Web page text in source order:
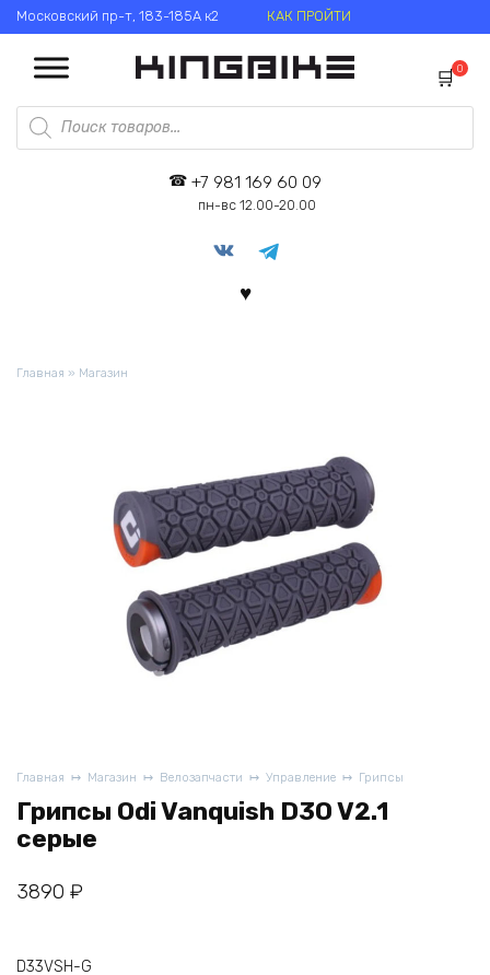
Перейти
к
содержанию
Московский пр-т, 183-185А к2 КАК ПРОЙТИ
Поиск
товаров
0
+7 981 169 60 09
пн-вс 12.00-20.00
Главная » Магазин
Главная Магазин Велозапчасти Управление Грипсы
Грипсы Odi Vanquish D3O V2.1
серые
3890 ₽
D33VSH-G